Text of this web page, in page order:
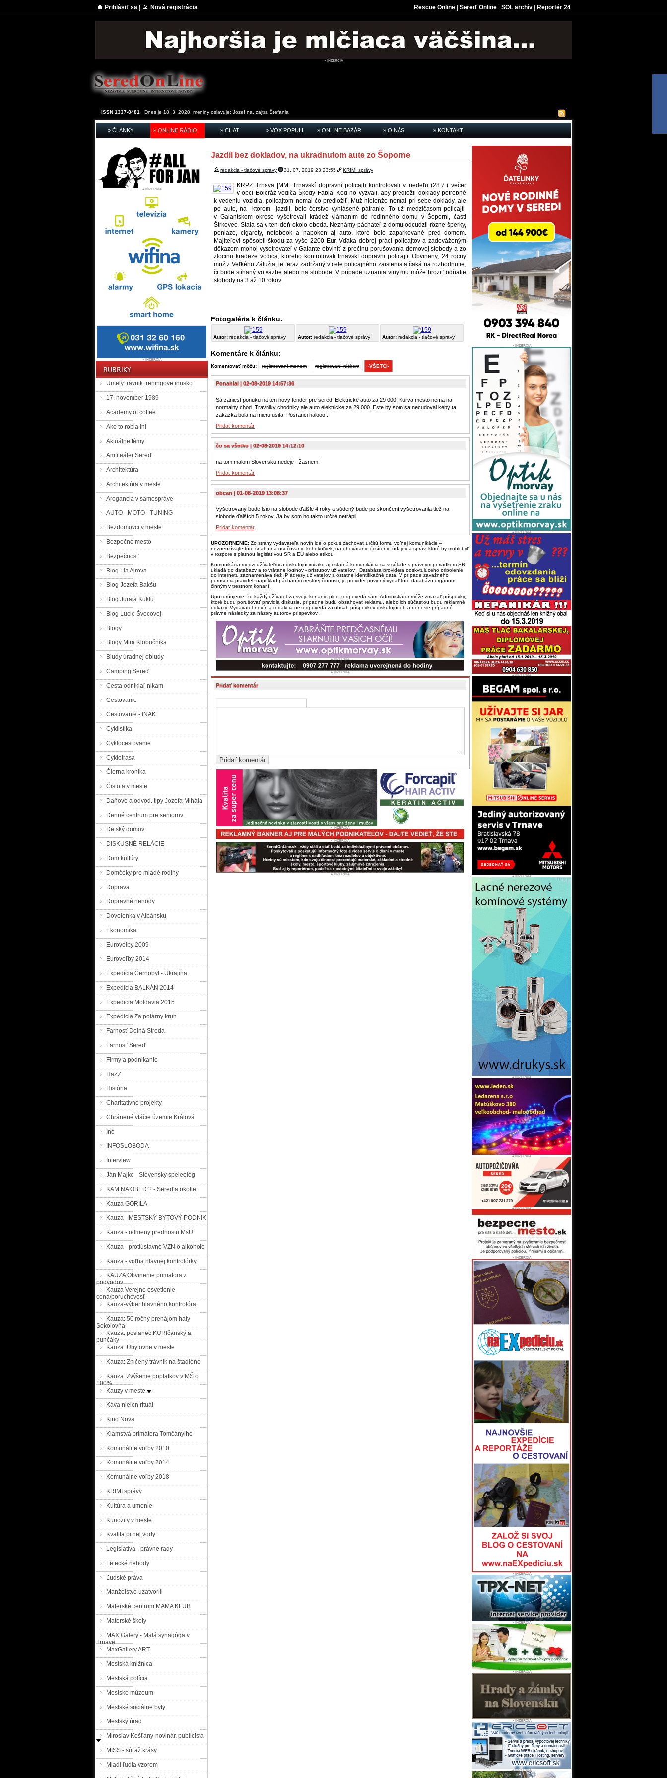
Prihlásiť sa Nová registrácia Rescue Online Sereď Online SOL archív Reportér 24
ISSN 1337-8481 Dnes je 18. 3. 2020, meniny oslavuje: Jozefína, zajtra Štefánia
» ČLÁNKY » ONLINE RÁDIO » CHAT » VOX POPULI » ONLINE BAZÁR » O NÁS » KONTAKT
Umelý trávnik treningove ihrisko
17. november 1989
Academy of coffee
Ako to robia ini
Aktuálne témy
Amfiteáter Sereď
Architektúra
Architektúra v meste
Arogancia v samospráve
AUTO - MOTO - TUNING
Bezdomovci v meste
Bezpečné mesto
Bezpečnosť
Blog Lia Airova
Blog Jozefa Bakšu
Blog Juraja Kuklu
Blog Lucie Švecovej
Blogy
Blogy Mira Klobučníka
Bludy úradnej obludy
Camping Sereď
Cesta odnikiaľ nikam
Cestovanie
Cestovanie - INAK
Cyklistika
Cyklocestovanie
Cyklotrasa
Čierna kronika
Čistota v meste
Daňové a odvod. tipy Jozefa Mihála
Denné centrum pre seniorov
Detský domov
DISKUSNÉ RELÁCIE
Dom kultúry
Domčeky pre mladé rodiny
Doprava
Dopravné nehody
Dovolenka v Albánsku
Ekonomika
Eurovolby 2009
Eurovoľby 2014
Expedícia Černobyl - Ukrajina
Expedícia BALKÁN 2014
Expedicia Moldavia 2015
Expedícia Za polárny kruh
Farnosť Dolná Streda
Farnosť Sereď
Firmy a podnikanie
HaZZ
História
Charitatívne projekty
Chránené vtáčie územie Králová
Iné
INFOSLOBODA
Interview
Ján Majko - Slovenský speleológ
KAM NA OBED ? - Sereď a okolie
Kauza GORILA
Kauza - MESTSKÝ BYTOVÝ PODNIK
Kauza - odmeny prednostu MsU
Kauza - protiústavné VZN o alkohole
Kauza - voľba hlavnej kontrolórky
KAUZA Obvinenie primatora z
podvodov
Kauza Verejne osvetlenie-
cena/poruchovosť
Kauza-výber hlavného kontrolóra
Kauza: 50 ročný prenájom haly
Sokolovňa
Kauza: poslanec KORIčanský a
punčáky
Kauza: Ubytovne v meste
Kauza: Zničený trávnik na štadióne
Kauza: Zvýšenie poplatkov v MŠ o
100%
Kauzy v meste
Káva nielen rituál
Kino Nova
Klamstvá primátora Tomčányiho
Komunálne voľby 2010
Komunálne voľby 2014
Komunálne voľby 2018
KRIMI správy
Kultúra a umenie
Kuriozity v meste
Kvalita pitnej vody
Legislatíva - právne rady
Letecké nehody
Ľudské práva
Manželstvo uzatvorili
Materské centrum MAMA KLUB
Materské školy
MAX Galery - Malá synagóga v
Trnave
MaxGallery ART
Mestská knižnica
Mestská polícia
Mestské múzeum
Mestské sociálne byty
Mestský úrad
Miroslav Košťany-novinár, publicista
MISS - súťaž krásy
Mladí ľudia vzorom
Jazdil bez dokladov, na ukradnutom aute zo Šoporne
redakcia - tlačové správy 31. 07. 2019 23:23:55 KRIMI správy
KRPZ Trnava |MM| Trnavskí dopravní policajti kontrolovali v nedeľu (28.7.) večer
v obci Boleráz vodiča Škody Fabia. Keď ho vyzvali, aby predložil doklady potrebné
k vedeniu vozidla, policajtom nemal čo predložiť. Muž nielenže nemal pri sebe doklady, ale
po aute, na ktorom jazdil, bolo čerstvo vyhlásené pátranie. To už medzičasom policajti
v Galantskom okrese vyšetrovali krádež vlámaním do rodinného domu v Šoporni, časti
Štrkovec. Stala sa v ten deň okolo obeda. Neznámy páchateľ z domu odcudzil rôzne šperky,
peniaze, cigarety, notebook a napokon aj auto, ktoré bolo zaparkované pred domom.
Majiteľovi spôsobil škodu za vyše 2200 Eur. Vďaka dobrej práci policajtov a zadováženým
dôkazom mohol vyšetrovateľ v Galante obviniť z prečinu porušovania domovej slobody a zo
zločinu krádeže vodiča, ktorého kontrolovali trnavskí dopravní policajti. Obvinený, 24 ročný
muž z Veľkého Zálužia, je teraz zadržaný v cele policajného zaistenia a čaká na rozhodnutie,
či bude stíhaný vo väzbe alebo na slobode. V prípade uznania viny mu môže hroziť odňatie
slobody na 3 až 10 rokov.
Fotogaléria k článku:
Autor: redakcia - tlačové správy Autor: redakcia - tlačové správy Autor: redakcia - tlačové správy
Komentáre k článku:
Komentovať môžu: registrovaní menom registrovaní nickom ›VŠETCI‹
Ponahlal | 02-08-2019 14:57:36
Sa zaniest ponuku na ten novy tender pre sered. Elektricke auto za 29 000. Kurva mesto nema na
normalny chod. Travniky chodniky ale auto elektricke za 29 000. Este by som sa necudoval keby ta
zakazka bola na mieru usita. Posranci halooo..
Pridať komentár
čo sa všetko | 02-08-2019 14:12:10
na tom malom Slovensku nedeje - žasnem!
Pridať komentár
obcan | 01-08-2019 13:08:37
Vyšetrovaný bude isto na slobode ďalšie 4 roky a súdený bude po skončení vyšetrovania tiež na
slobode ďalších 5 rokov. Ja by som ho takto určite netrápil.
Pridať komentár
UPOZORNENIE: Zo strany vydavateľa novín ide o pokus zachovať určitú formu voľnej komunikácie –
nezneužívajte túto snahu na osočovanie kohokoľvek, na ohováranie či šírenie údajov a správ, ktoré by mohli byť
v rozpore s platnou legislatívou SR a EÚ alebo etikou.
Komunikácia medzi užívateľmi a diskutujúcimi ako aj ostatná komunikácia sa v súlade s právnym poriadkom SR
ukladá do databázy a to vrátane loginov - prístupov užívateľov . Databáza providera poskytujúceho pripojenie
do internetu zaznamenáva tiež IP adresy užívateľov a ostatné identifikačné dáta. V prípade závažného
porušenia pravidel, napríklad páchaním trestnej činnosti, je provider povinný vydať túto databázu orgánom
činným v trestnom konaní.
Upozorňujeme, že každý užívateľ za svoje konanie plne zodpovedá sám. Administrátor môže zmazať príspevky,
ktoré budú porušovať pravidlá diskusie, prípadne budú obsahovať reklamu, alebo ich súčasťou budú reklamné
odkazy. Vydavateľ novín a redakcia nezodpovedá za obsah príspevkov diskutujúcich a nenesie prípadné
právne následky za názory autorov príspevkov.
Pridať komentár